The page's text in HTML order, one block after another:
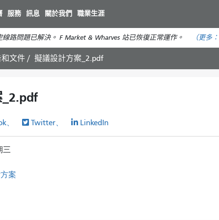
主
要
服務 訊息 關於我們 職業生涯
路問題已解決。 F Market & Wharves 站已恢復正常運作。 （更多：
文件 擬議設計方案_2.pdf
、 Twitter、 LinkedIn
三
案